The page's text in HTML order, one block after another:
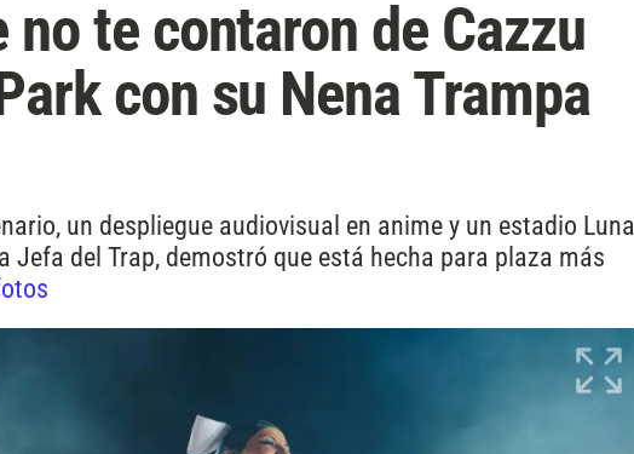
no te contaron de Cazzu
con su Nena Trampa
un despliegue audiovisual en anime y un estadio Luna
Jefa del Trap, demostró que está hecha para plaza más